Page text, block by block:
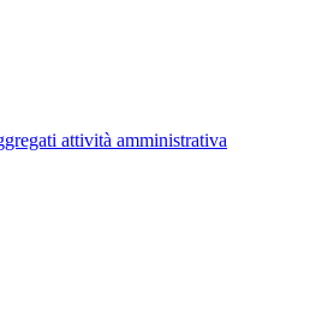
attività amministrativa